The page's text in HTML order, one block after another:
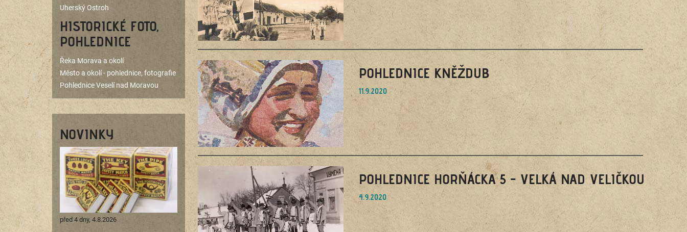
Uherský Ostroh
HISTORICKÉ FOTO,
POHLEDNICE
Řeka Morava a okolí
Město a okolí - pohlednice, fotografie
Pohlednice Veselí nad Moravou
NOVINKY
před 4 dny, 4.8.2026
POHLEDNICE KNĚŽDUB
11.9.2020
POHLEDNICE HORŇÁCKA 5 - VELKÁ NAD VELIČKOU
4.9.2020